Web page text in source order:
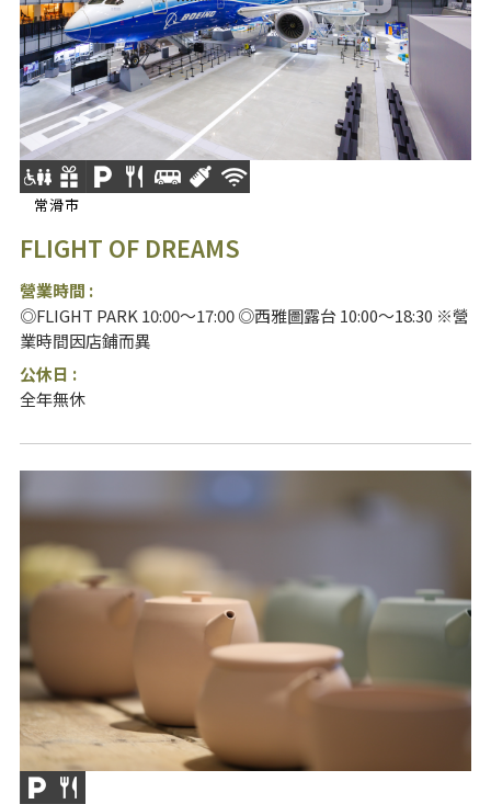
常滑市
FLIGHT OF DREAMS
營業時間 :
◎FLIGHT PARK 10:00～17:00 ◎西雅圖露台 10:00～18:30 ※營
業時間因店鋪而異
公休日 :
全年無休